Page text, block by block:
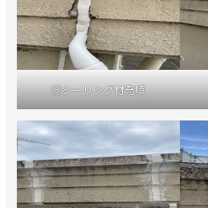
③シーリング材充填